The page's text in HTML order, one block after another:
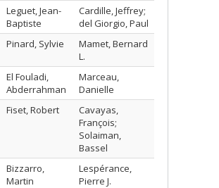
Leguet, Jean-
Baptiste
Cardille, Jeffrey;
del Giorgio, Paul
Pinard, Sylvie
Mamet, Bernard
L.
El Fouladi,
Abderrahman
Marceau,
Danielle
Fiset, Robert
Cavayas,
François;
Solaiman,
Bassel
Bizzarro,
Martin
Lespérance,
Pierre J.